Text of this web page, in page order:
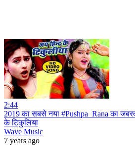
2:44
2019 का सबसे नया #Pushpa_Rana का
के टिकुलिया
Wave Music
7 years ago